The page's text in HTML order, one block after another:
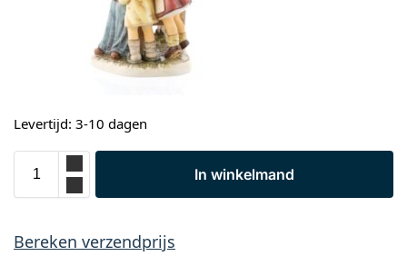
Levertijd: 3-10 dagen
In winkelmand
Bereken verzendprijs